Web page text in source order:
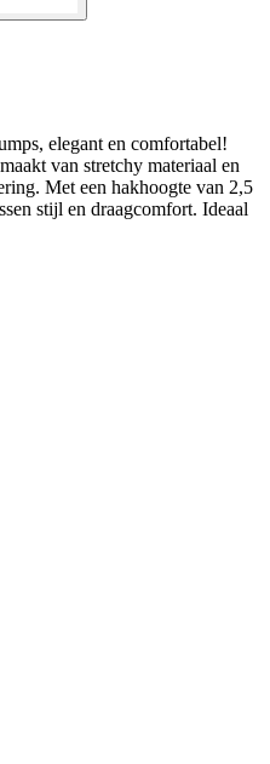
elegant en comfortabel!
van stretchy materiaal en
Met een hakhoogte van 2,5
stijl en draagcomfort. Ideaal